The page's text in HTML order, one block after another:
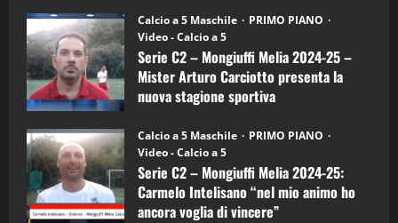
Calcio a 5 Maschile
PRIMO PIANO
Video - Calcio a 5
Serie C2 – Mongiuffi Melia 2024-25 –
Mister Arturo Carciotto presenta la
nuova stagione sportiva
Calcio a 5 Maschile
PRIMO PIANO
Video - Calcio a 5
Serie C2 – Mongiuffi Melia 2024-25:
Carmelo Intelisano “nel mio animo ho
ancora voglia di vincere”
5
“SportEmpire” in Podcast: 26^ Puntata
(Martedi 07 Aprile 2026)
08/04/2026
1
“SportEmpire” in Podcast: 30^ Puntata
(Martedi 05 Maggio 2026)
08/05/2026